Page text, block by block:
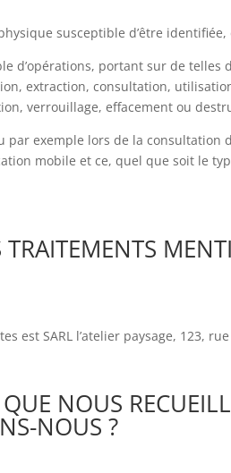
susceptible d’être
d’opérations, portant sur de
extraction, consultation,
verrouillage, effacement ou
exemple lors de la consultation
mobile et ce, quel que soit le
SARL l’atelier paysage, 123,
NOUS
NOUS ?